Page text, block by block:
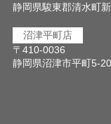
静岡県駿東郡清水町
沼津平町店
〒410-0036
静岡県沼津市平町5-